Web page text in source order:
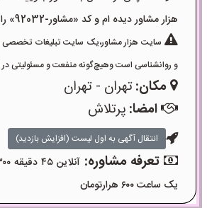
هزار مشاور دیده ام و کد «مشاور-92032» را اعلام کنید»
سایت هزار مشاور،یک سایت تبلیغات تخصصی
و روانشناسی است وهیچ‌گونه منفعت و مسئولیتی در
مکان:تهران - تهران
امضا: پرتلاش
انتقال آگهی به اول لیست (افزایش بازدید)
تعرفه مشاوره:
یک ساعت ۶۰۰ هرارتومان